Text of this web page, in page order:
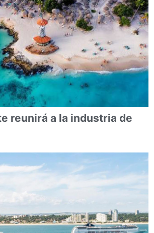
reunirá a la industria de